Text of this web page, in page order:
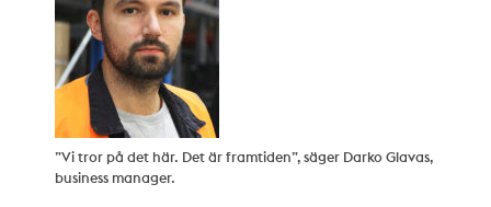
”Vi tror på det här. Det är framtiden”, säger Darko Glavas,
business manager.